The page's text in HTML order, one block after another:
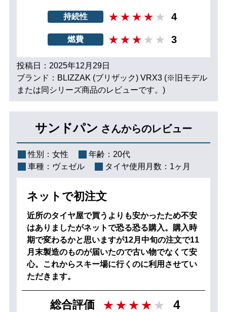
持続性 4
燃費 3
投稿日：2025年12月29日
ブランド：BLIZZAK (ブリザック) VRX3 (※旧モデル
または同シリーズ商品のレビューです。)
サンドパン さんからのレビュー
性別： 女性 年齢： 20代
車種： ヴェゼル タイヤ使用月数： 1ヶ月
ネットで初注文
近所のタイヤ屋で買うよりも安かったため不安
はありましたがネットで恐る恐る購入。購入時
期で変わるかと思いますが12月中旬の注文で11
月末製造のものが届いたので古い物でなくて安
心。これからスキー場に行くのに利用させてい
ただきます。
総合評価 4